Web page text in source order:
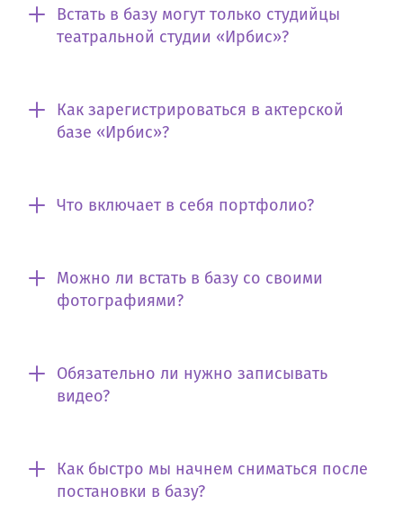
Встать в базу могут только студийцы
театральной студии «Ирбис»?
Как зарегистрироваться в актерской
базе «Ирбис»?
Что включает в себя портфолио?
Можно ли встать в базу со своими
фотографиями?
Обязательно ли нужно записывать
видео?
Как быстро мы начнем сниматься после
постановки в базу?